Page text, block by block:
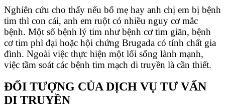
Nghiên cứu cho thấy nếu bố mẹ hay anh chị em bị bệnh
tim thì con cái, anh em ruột có nhiều nguy cơ mắc
bệnh. Một số bệnh lý tim như bệnh cơ tim giãn, bệnh
cơ tim phì đại hoặc hội chứng Brugada có tính chất gia
đình. Ngoài việc thực hiện một lối sống lành mạnh,
việc tầm soát các bệnh tim mạch di truyền là cần thiết.
ĐỐI TƯỢNG CỦA DỊCH VỤ TƯ VẤN
DI TRUYỀN